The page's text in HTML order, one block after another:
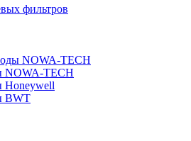
фильтров
NOWA-TECH
NOWA-TECH
Honeywell
BWT